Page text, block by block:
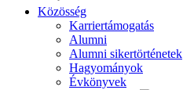
Közösség
Karriertámogatás
Alumni
Alumni sikertörténetek
Hagyományok
Évkönyvek